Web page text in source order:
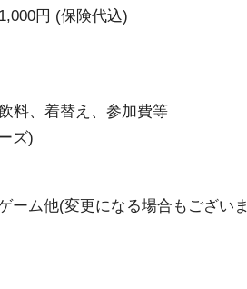
円 (保険代込)
料、着替え、参加費等
ズ)
ーム他(変更になる場合もございま